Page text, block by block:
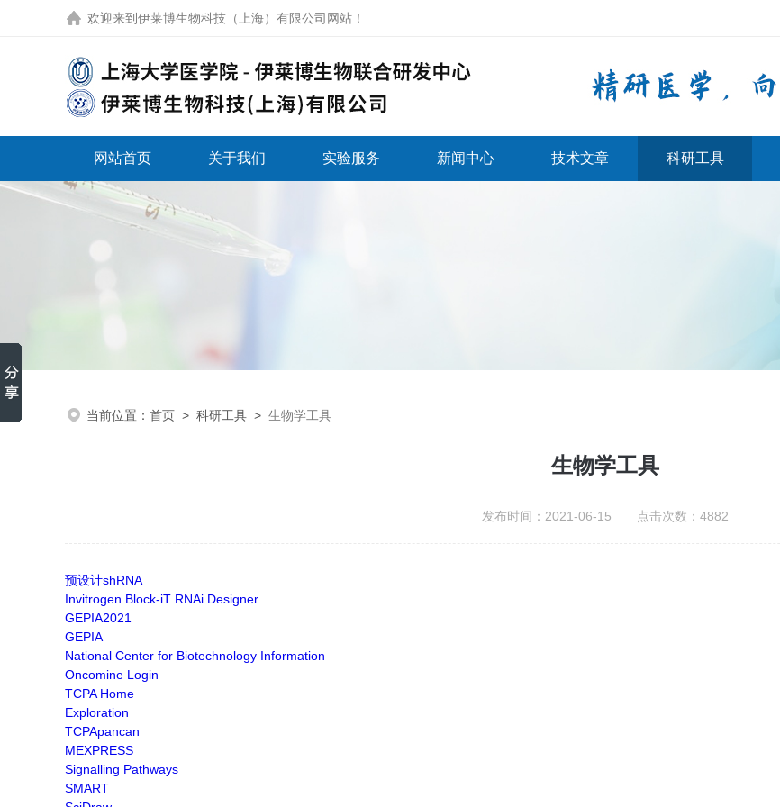
欢迎来到 伊莱博生物科技（上海）有限公司网站 ！
网站首页 关于我们 实验服务 新闻中心 技术文章 科研工具
当前位置： 首页 > 科研工具 > 生物学工具
生物学工具
发布时间：2021-06-15 点击次数：4882
预设计shRNA
Invitrogen Block-iT RNAi Designer
GEPIA2021
GEPIA
National Center for Biotechnology Information
Oncomine Login
TCPA Home
Exploration
TCPApancan
MEXPRESS
Signalling Pathways
SMART